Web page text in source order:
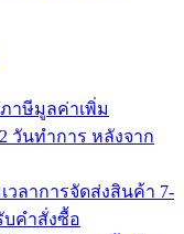
าษีมูลค่าเพิ่ม
วันทำการ หลังจาก
วลาการจัดส่งสินค้า 7-
บคำสั่งซื้อ